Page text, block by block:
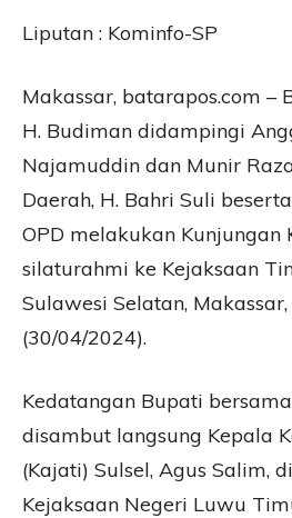
Liputan : Kominfo-SP
Makassar, batarapos.com –
H. Budiman didampingi
Najamuddin dan Munir
Daerah, H. Bahri Suli
OPD melakukan Kunjungan
silaturahmi ke Kejaksaan
Sulawesi Selatan, Makassar,
(30/04/2024).
Kedatangan Bupati
disambut langsung Kepala
(Kajati) Sulsel, Agus Salim,
Kejaksaan Negeri Luwu